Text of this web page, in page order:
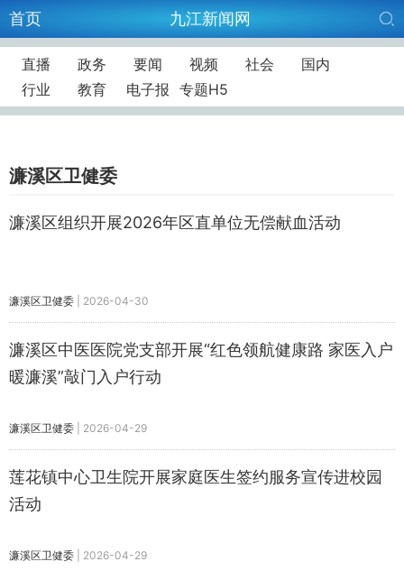
首页 九江新闻网
直播 政务 要闻 视频 社会
国内
行业
教育 电子报 专题H5
濂溪区卫健委
濂溪区组织开展2026年区直单位无偿献血活动
濂溪区卫健委 2026-04-30
濂溪区中医医院党支部开展“红色领航健康路 家医入户
暖濂溪”敲门入户行动
濂溪区卫健委 2026-04-29
莲花镇中心卫生院开展家庭医生签约服务宣传进校园
活动
濂溪区卫健委 2026-04-29